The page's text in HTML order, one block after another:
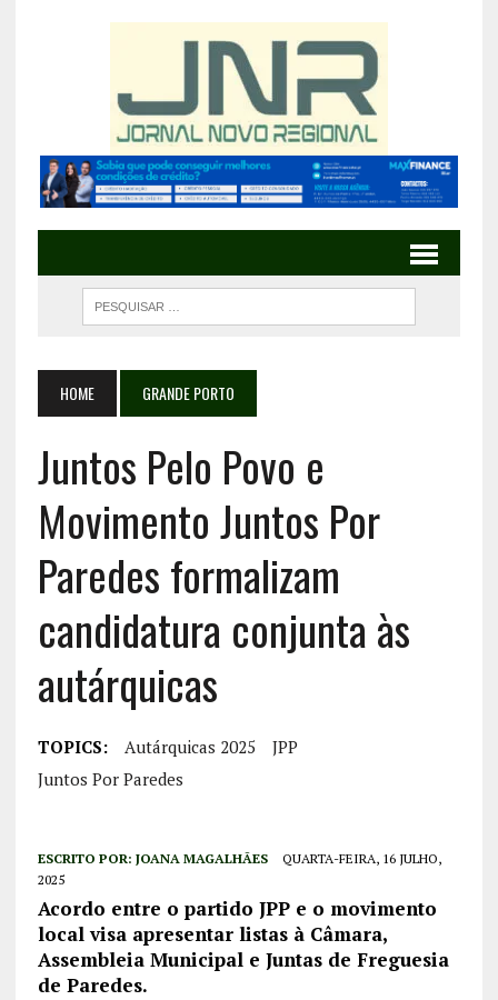
HOME GRANDE PORTO
Juntos Pelo Povo e
Movimento Juntos Por
Paredes formalizam
candidatura conjunta às
autárquicas
TOPICS: Autárquicas 2025
JPP
Juntos Por Paredes
ESCRITO POR: JOANA MAGALHÃES
QUARTA-FEIRA, 16 JULHO,
2025
Acordo entre o partido JPP e o movimento
local visa apresentar listas à Câmara,
Assembleia Municipal e Juntas de Freguesia
de Paredes.